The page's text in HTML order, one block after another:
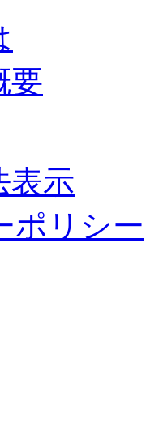
要
表示
ポリシー